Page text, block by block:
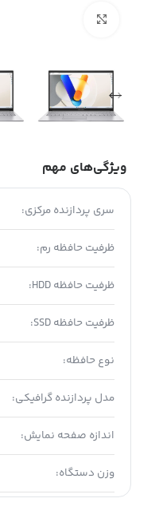
ویژگی‌های مهم
سری پردازنده مرکزی:
ظرفیت حافظه رم:
ظرفیت حافظه HDD:
ظرفیت حافظه SSD:
نوع حافظه:
مدل پردازنده گرافیکی:
اندازه صفحه نمایش:
وزن دستگاه: